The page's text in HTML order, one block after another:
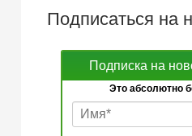
Подписаться на
Подписка на
Это абсолютно